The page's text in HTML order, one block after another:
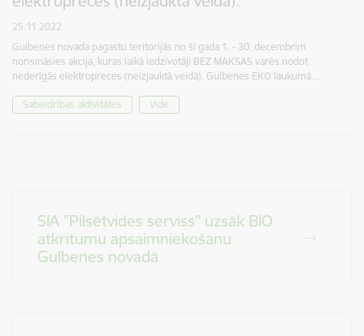
25.11.2022.
Gulbenes novada pagastu teritorijās no šī gada 1. - 30. decembrim
norisināsies akcija, kuras laikā iedzīvotāji BEZ MAKSAS varēs nodot
nederīgās elektropreces (neizjauktā veidā). Gulbenes EKO laukumā…
Sabiedrības aktivitātes Vide
SIA "Pilsētvides serviss" uzsāk BIO
atkritumu apsaimniekošanu
Gulbenes novadā